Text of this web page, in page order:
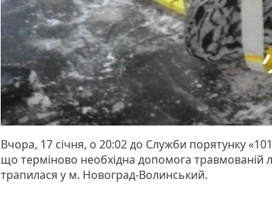
Вчора, 17 січня, о 20:02 до Служби порятунку
що терміново необхідна допомога травмованій
трапилася у м. Новоград-Волинський.